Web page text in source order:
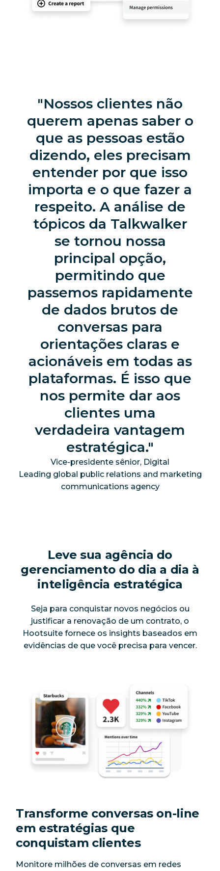
Nossos clientes não
querem apenas saber o
que as pessoas estão
dizendo, eles precisam
entender por que isso
importa e o que fazer a
respeito. A análise de
tópicos da Talkwalker
se tornou nossa
principal opção,
permitindo que
passemos rapidamente
de dados brutos de
conversas para
orientações claras e
acionáveis em todas as
plataformas. É isso que
nos permite dar aos
clientes uma
verdadeira vantagem
estratégica.
Vice-presidente sênior, Digital
Leading global public relations and marketing
communications agency
Leve sua agência do
gerenciamento do dia a dia à
inteligência estratégica
Seja para conquistar novos negócios ou
justificar a renovação de um contrato, o
Hootsuite fornece os insights baseados em
evidências de que você precisa para vencer.
Transforme conversas on-line
em estratégias que
conquistam clientes
Monitore milhões de conversas em redes